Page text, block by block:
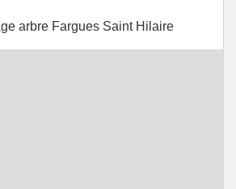
arbre Fargues Saint Hilaire